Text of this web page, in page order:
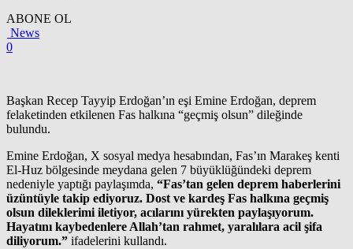
ABONE OL
News
0
Başkan Recep Tayyip Erdoğan’ın eşi Emine Erdoğan, deprem
felaketinden etkilenen Fas halkına “geçmiş olsun” dileğinde
bulundu.
Emine Erdoğan, X sosyal medya hesabından, Fas’ın Marakeş kenti
El-Huz bölgesinde meydana gelen 7 büyüklüğündeki deprem
nedeniyle yaptığı paylaşımda, “Fas’tan gelen deprem haberlerini
üzüntüyle takip ediyoruz. Dost ve kardeş Fas halkına geçmiş
olsun dileklerimi iletiyor, acılarını yürekten paylaşıyorum.
Hayatını kaybedenlere Allah’tan rahmet, yaralılara acil şifa
diliyorum.” ifadelerini kullandı.